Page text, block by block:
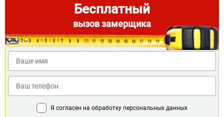
Бесплатный
вызов замерщика
Я согласен на обработку персональных данных